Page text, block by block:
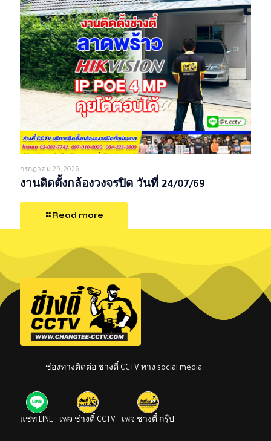
กรกฎาคม 29, 2026
งานติดตั้งกล้องวงจรปิด วันที่ 24/07/69
Read more
ช่องทางติดต่อ ช่างตี๋ CCTV ทาง social media
แชท LINE เพจ ช่างตี๋ CCTV เพจ ช่างตี๋ กรุ๊ป